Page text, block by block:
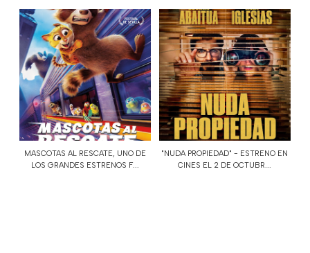
MASCOTAS AL RESCATE, UNO DE
LOS GRANDES ESTRENOS F...
"NUDA PROPIEDAD" - ESTRENO EN
CINES EL 2 DE OCTUBR...